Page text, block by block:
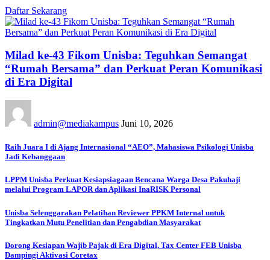
Daftar Sekarang
Milad ke-43 Fikom Unisba: Teguhkan Semangat
“Rumah Bersama” dan Perkuat Peran Komunikasi
di Era Digital
admin@mediakampus Juni 10, 2026
Raih Juara I di Ajang Internasional “AEO”, Mahasiswa Psikologi Unisba
Jadi Kebanggaan
LPPM Unisba Perkuat Kesiapsiagaan Bencana Warga Desa Pakuhaji
melalui Program LAPOR dan Aplikasi InaRISK Personal
Unisba Selenggarakan Pelatihan Reviewer PPKM Internal untuk
Tingkatkan Mutu Penelitian dan Pengabdian Masyarakat
Dorong Kesiapan Wajib Pajak di Era Digital, Tax Center FEB Unisba
Dampingi Aktivasi Coretax